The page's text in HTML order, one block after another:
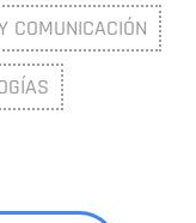
COMUNICACIÓN